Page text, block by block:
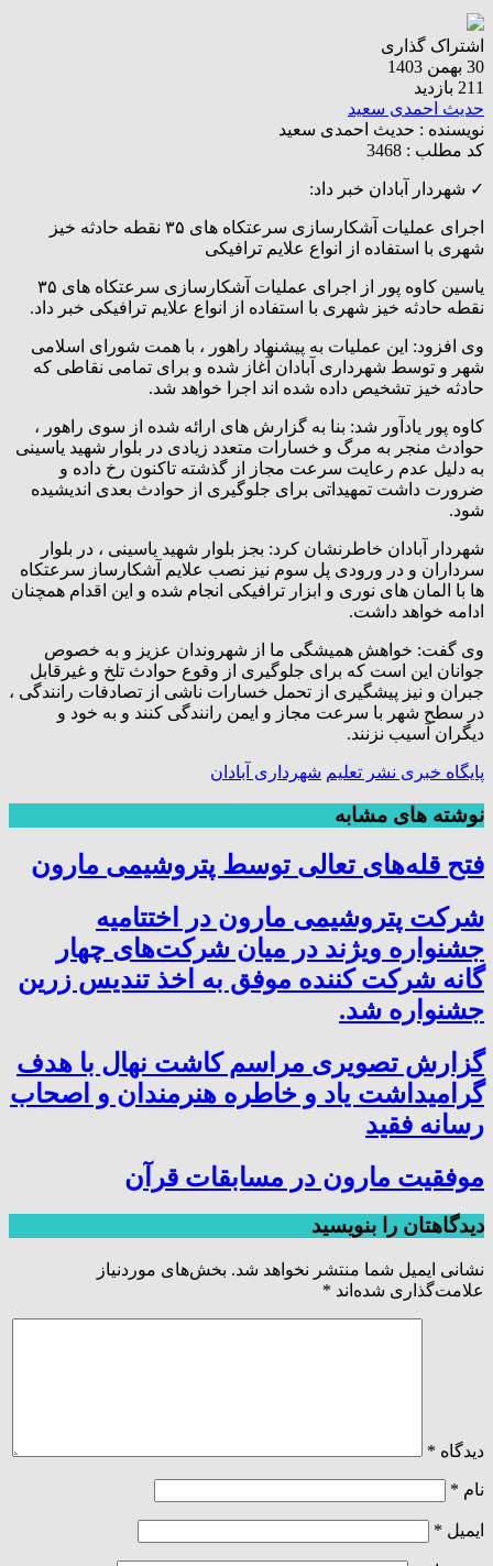
اشتراک گذاری
30 بهمن 1403
211 بازدید
حدیث احمدی سعید
نویسنده : حدیث احمدی سعید
کد مطلب : 3468
✓ شهردار آبادان خبر داد:
اجرای عملیات آشکارسازی سرعتکاه های ۳۵ نقطه حادثه خیز
شهری با استفاده از انواع علایم ترافیکی
یاسین کاوه پور از اجرای عملیات آشکارسازی سرعتکاه های ۳۵
نقطه حادثه خیز شهری با استفاده از انواع علایم ترافیکی خبر داد.
وی افزود: این عملیات به پیشنهاد راهور ، با همت شورای اسلامی
شهر و توسط شهرداری آبادان آغاز شده و برای تمامی نقاطی که
حادثه خیز تشخیص داده شده اند اجرا خواهد شد.
کاوه پور یادآور شد: بنا به گزارش های ارائه شده از سوی راهور ،
حوادث منجر به مرگ و خسارات متعدد زیادی در بلوار شهید یاسینی
به دلیل عدم رعایت سرعت مجاز از گذشته تاکنون رخ داده و
ضرورت داشت تمهیداتی برای جلوگیری از حوادث بعدی اندیشیده
شود.
شهردار آبادان خاطرنشان کرد: بجز بلوار شهید یاسینی ، در بلوار
سرداران و در ورودی پل سوم نیز نصب علایم آشکارساز سرعتکاه
ها با المان های نوری و ابزار ترافیکی انجام شده و این اقدام همچنان
ادامه خواهد داشت.
وی گفت: خواهش همیشگی ما از شهروندان عزیز و به خصوص
جوانان این است که برای جلوگیری از وقوع حوادث تلخ و غیرقابل
جبران و نیز پیشگیری از تحمل خسارات ناشی از تصادفات رانندگی ،
در سطح شهر با سرعت مجاز و ایمن رانندگی کنند و به خود و
دیگران آسیب نزنند.
پایگاه خبری نشر تعلیم شهرداری آبادان
نوشته های مشابه
فتح‌ قله‌های تعالی توسط پتروشیمی مارون
شرکت پتروشیمی مارون در اختتامیه
جشنواره ویژند در میان شرکت‌های چهار
گانه شرکت کننده موفق به اخذ تندیس زرین
جشنواره شد.
گزارش تصویری مراسم کاشت نهال با هدف
گرامیداشت یاد و خاطره هنرمندان و اصحاب
رسانه فقید
موفقیت مارون در مسابقات قرآن
دیدگاهتان را بنویسید
نشانی ایمیل شما منتشر نخواهد شد. بخش‌های موردنیاز
علامت‌گذاری شده‌اند *
دیدگاه *
نام *
ایمیل *